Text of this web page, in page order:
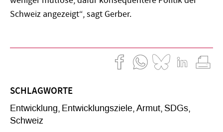
Schweiz angezeigt“, sagt Gerber.
SCHLAGWORTE
Entwicklung Entwicklungsziele Armut SDGs
Schweiz